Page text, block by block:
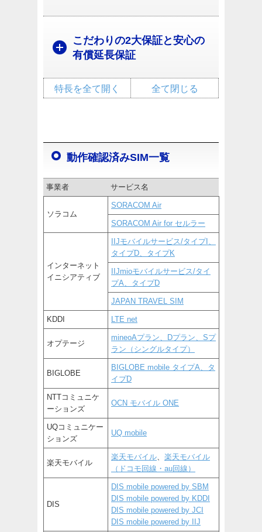
こだわりの2大保証と安心の
有償延長保証
全て閉じる
特長を全て開く
動作確認済みSIM一覧
事業者 サービス名
ソラコム
SORACOM Air
SORACOM Air for セルラー
インターネット
イニシアティブ
IIJモバイルサービス/タイプI、
タイプD、タイプK
IIJmioモバイルサービス/タイ
プA、タイプD
JAPAN TRAVEL SIM
KDDI LTE net
オプテージ
mineoAプラン、Dプラン、Sプ
ラン（シングルタイプ）
BIGLOBE
BIGLOBE mobile タイプA、タ
イプD
NTTコミュニケ
ーションズ
OCN モバイル ONE
UQコミュニケー
ションズ
UQ mobile
楽天モバイル
楽天モバイル、 楽天モバイル
（ドコモ回線・au回線）
DIS
DIS mobile powered by SBM
DIS mobile powered by KDDI
DIS mobile powered by JCI
DIS mobile powered by IIJ